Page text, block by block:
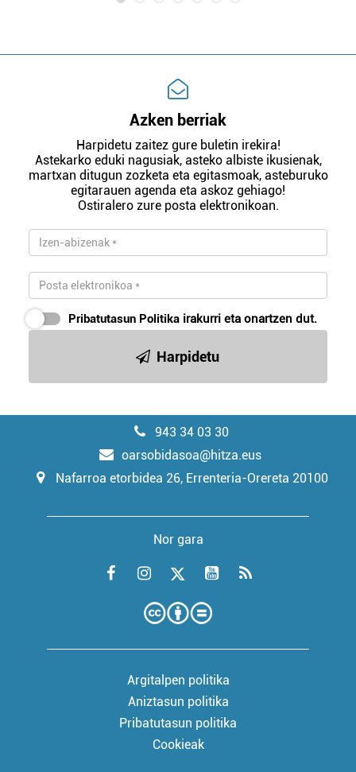
Azken berriak
Harpidetu zaitez gure buletin irekira!
Astekarko eduki nagusiak, asteko albiste ikusienak,
martxan ditugun zozketa eta egitasmoak, asteburuko
egitarauen agenda eta askoz gehiago!
Ostiralero zure posta elektronikoan.
Pribatutasun Politika irakurri eta onartzen dut.
Harpidetu
943 34 03 30
oarsobidasoa@hitza.eus
Nafarroa etorbidea 26, Errenteria-Orereta 20100
Nor gara
Argitalpen politika
Aniztasun politika
Pribatutasun politika
Cookieak